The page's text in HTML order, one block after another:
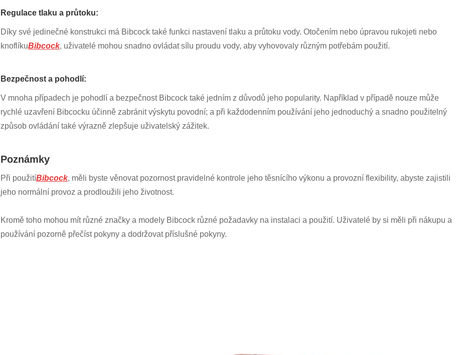
Regulace tlaku a průtoku:
Díky své jedinečné konstrukci má Bibcock také funkci nastavení tlaku a průtoku vody. Otočením nebo úpravou rukojeti nebo
knoflíkuBibcock, uživatelé mohou snadno ovládat sílu proudu vody, aby vyhovovaly různým potřebám použití.
Bezpečnost a pohodlí:
V mnoha případech je pohodlí a bezpečnost Bibcock také jedním z důvodů jeho popularity. Například v případě nouze může
rychlé uzavření Bibcocku účinně zabránit výskytu povodní; a při každodenním používání jeho jednoduchý a snadno použitelný
způsob ovládání také výrazně zlepšuje uživatelský zážitek.
Poznámky
Při použitíBibcock, měli byste věnovat pozornost pravidelné kontrole jeho těsnícího výkonu a provozní flexibility, abyste zajistili
jeho normální provoz a prodloužili jeho životnost.
Kromě toho mohou mít různé značky a modely Bibcock různé požadavky na instalaci a použití. Uživatelé by si měli při nákupu a
používání pozorně přečíst pokyny a dodržovat příslušné pokyny.